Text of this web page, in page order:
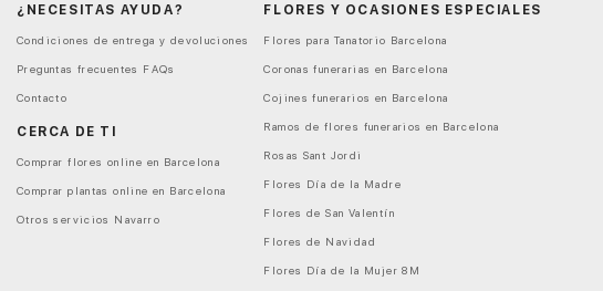
¿NECESITAS AYUDA?
Condiciones de entrega y devoluciones
Preguntas frecuentes FAQs
Contacto
FLORES Y OCASIONES ESPECIALES
Flores para Tanatorio Barcelona
Coronas funerarias en Barcelona
Cojines funerarios en Barcelona
Ramos de flores funerarios en Barcelona
Rosas Sant Jordi
Flores Día de la Madre
Flores de San Valentín
Flores de Navidad
Flores Día de la Mujer 8M
CERCA DE TI
Comprar flores online en Barcelona
Comprar plantas online en Barcelona
Otros servicios Navarro